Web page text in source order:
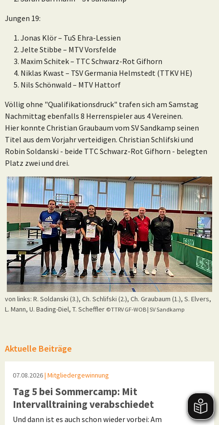
Jungen 19:
Jonas Klör – TuS Ehra-Lessien
Jelte Stibbe – MTV Vorsfelde
Maxim Schitek – TTC Schwarz-Rot Gifhorn
Niklas Kwast – TSV Germania Helmstedt (TTKV HE)
Nils Schönwald – MTV Hattorf
Völlig ohne "Qualifikationsdruck" trafen sich am Samstag
Nachmittag ebenfalls 8 Herrenspieler aus 4 Vereinen.
Hier konnte Christian Graubaum vom SV Sandkamp seinen
Titel aus dem Vorjahr verteidigen. Christian Schlifski und
Robin Soldanski - beide TTC Schwarz-Rot Gifhorn - belegten
Platz zwei und drei.
von links: R. Soldanski (3.), Ch. Schlifski (2.), Ch. Graubaum (1.), S. Elvers,
L. Mann, U. Bading-Diel, T. Scheffler ©TTRV GF-WOB | SV Sandkamp
Aktuelle Beiträge
07.08.2026| Mitgliedergewinnung
Tag 5 bei Sommercamp: Mit
Intervalltraining verabschiedet
Und dann ist es auch schon wieder vorbei: Am